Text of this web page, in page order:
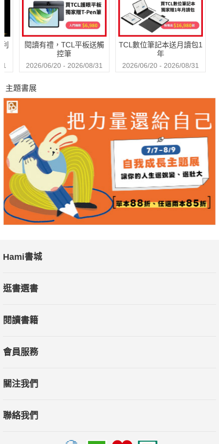
閱讀有禮，TCL平板送觸
控筆
2026/06/20 - 2026/08/31
TCL數位筆記本送月讀包1
年
2026/06/20 - 2026/08/31
主題書展
Hami書城
逛書選書
閱讀書籍
會員服務
關注我們
聯絡我們